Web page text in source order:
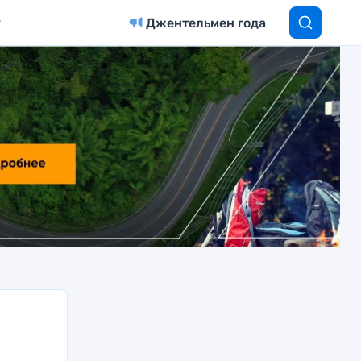
Джентельмен года